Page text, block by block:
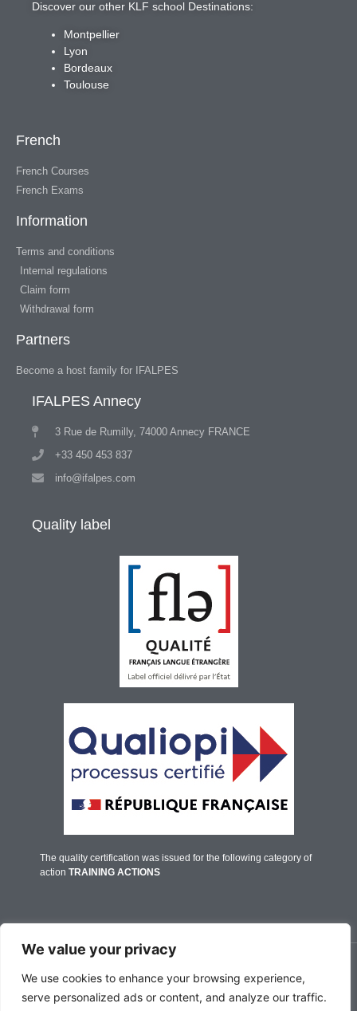
We value your privacy
We use cookies to enhance your browsing experience,
serve personalized ads or content, and analyze our traffic.
Discover our other KLF school Destinations:
Montpellier
Lyon
Bordeaux
Toulouse
French
French Courses
French Exams
Information
Terms and conditions
Internal regulations
Claim form
Withdrawal form
Partners
Become a host family for IFALPES
IFALPES Annecy
3 Rue de Rumilly, 74000 Annecy FRANCE
+33 450 453 837
info@ifalpes.com
Quality label
The quality certification was issued for the following category of
action TRAINING ACTIONS
© IFALPES Annecy - 2026